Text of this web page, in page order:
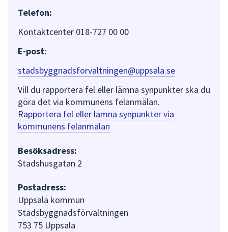
Telefon:
Kontaktcenter 018-727 00 00
E-post:
stadsbyggnadsforvaltningen@uppsala.se
Vill du rapportera fel eller lämna synpunkter ska du
göra det via kommunens felanmälan.
Rapportera fel eller lämna synpunkter via
kommunens felanmälan
Besöksadress:
Stadshusgatan 2
Postadress:
Uppsala kommun
Stadsbyggnadsförvaltningen
753 75 Uppsala